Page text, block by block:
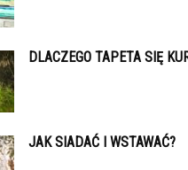
DLACZEGO TAPETA SIĘ
JAK SIADAĆ I WSTAWAĆ?